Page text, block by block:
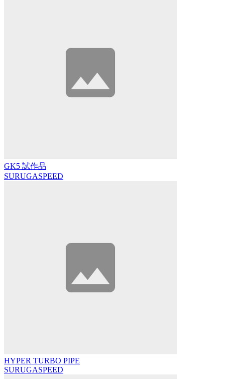
GK5 試作品
SURUGASPEED
HYPER TURBO PIPE
SURUGASPEED